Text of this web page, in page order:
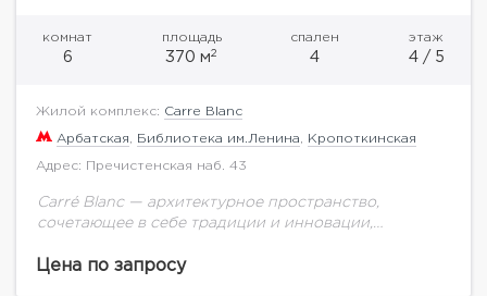
комнат
6
площадь
370 м2
спален
4
этаж
4 / 5
Жилой комплекс: Carre Blanc
Арбатская Библиотека им.Ленина Кропоткинская
Адрес: Пречистенская наб. 43
Carré Blanc — архитектурное пространство,
сочетающее в себе традиции и инновации,
до совершенства понимание комфорта,
Цена по запросу